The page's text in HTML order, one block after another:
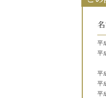
平
平
平
平
平